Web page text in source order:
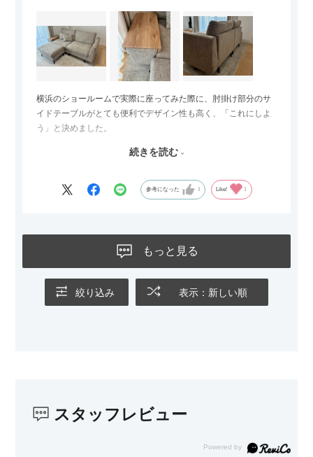
横浜のショールームで実際に座ってみた際に、肘掛け部分のサ
イドテーブルがとても便利でデザイン性も高く、「これにしよ
う」と決めました。
サイズは2.5人掛けですが、幅184cmとコンパクトなので圧迫感
グとのバランスもぴったりで、リビング全体がすっきり見えま
ないのもお気に入りのポイントです。さらに、わが家はソファ
の後ろ側を通ることも多い間取りなので、背面まできれいに仕
ても美しく、空間の印象を損ないません。
また、カウチのように足を伸ばしてくつろげるスタイルが理想
かせるため、普段はカウチとして使い、来客時には離してスツ
続きを読む
参考になった Like!
もっと見る
絞り込み 表示：新しい順
スタッフレビュー